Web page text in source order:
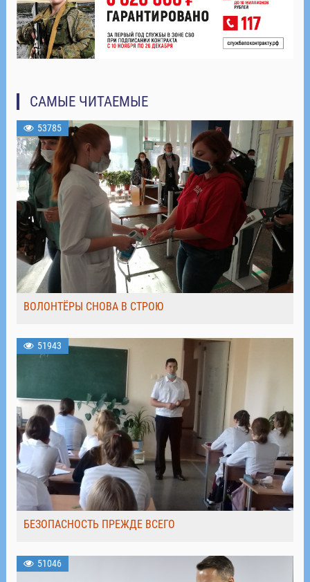
САМЫЕ ЧИТАЕМЫЕ
53785
ВОЛОНТЁРЫ СНОВА В СТРОЮ
51943
БЕЗОПАСНОСТЬ ПРЕЖДЕ ВСЕГО
51046